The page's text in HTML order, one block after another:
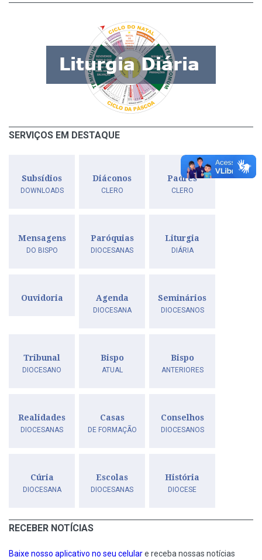
SERVIÇOS EM DESTAQUE
Subsídios
DOWNLOADS
Diáconos
CLERO
Padres
CLERO
Mensagens
DO BISPO
Paróquias
DIOCESANAS
Liturgia
DIÁRIA
Ouvidoria Agenda
DIOCESANA
Seminários
DIOCESANOS
Tribunal
DIOCESANO
Bispo
ATUAL
Bispo
ANTERIORES
Realidades
DIOCESANAS
Casas
DE FORMAÇÃO
Conselhos
DIOCESANOS
Cúria
DIOCESANA
Escolas
DIOCESANAS
História
DIOCESE
RECEBER NOTÍCIAS
Baixe nosso aplicativo no seu celulare receba nossas notícias